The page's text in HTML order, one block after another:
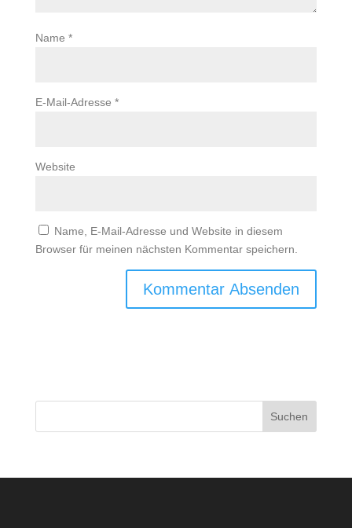
Name *
E-Mail-Adresse *
Website
Name, E-Mail-Adresse und Website in diesem
Browser für meinen nächsten Kommentar speichern.
Suchen